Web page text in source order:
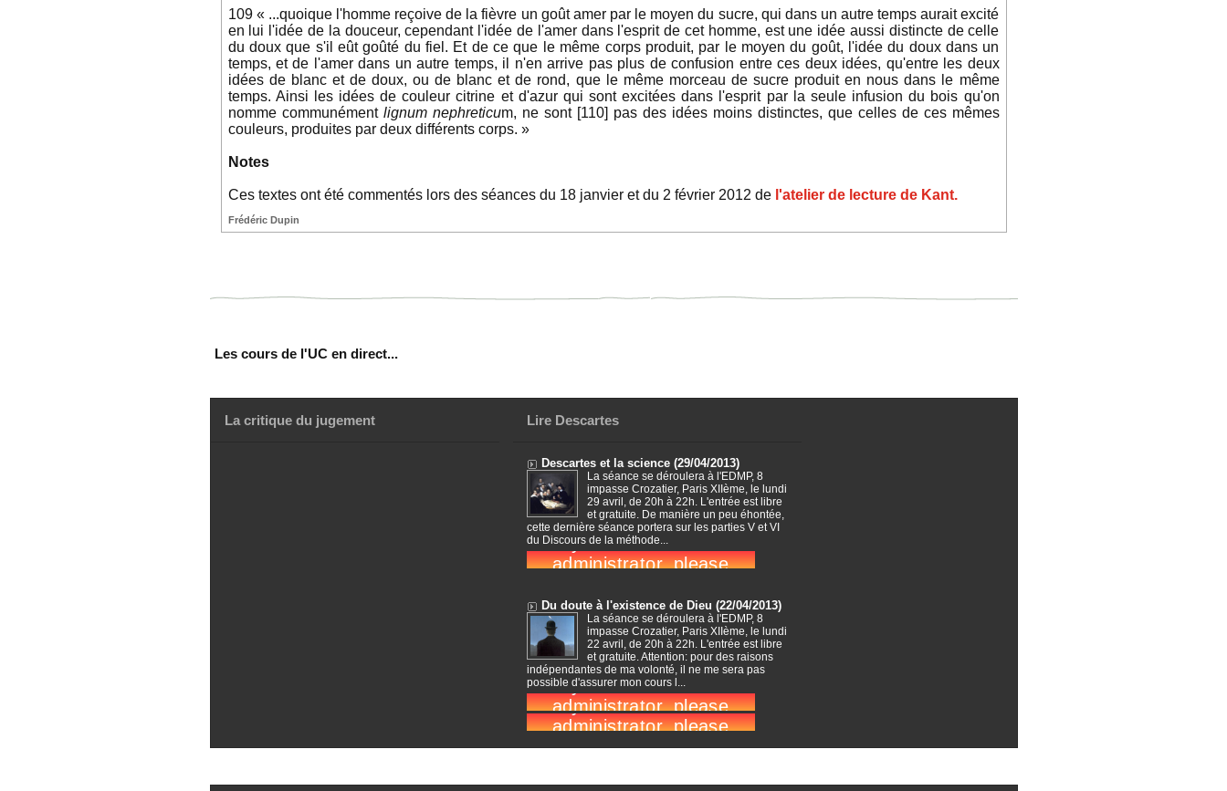
109 « ...quoique l'homme reçoive de la fièvre un goût amer par le moyen du sucre, qui dans un autre temps aurait excité
en lui l'idée de la douceur, cependant l'idée de l'amer dans l'esprit de cet homme, est une idée aussi distincte de celle
du doux que s'il eût goûté du fiel. Et de ce que le même corps produit, par le moyen du goût, l'idée du doux dans un
temps, et de l'amer dans un autre temps, il n'en arrive pas plus de confusion entre ces deux idées, qu'entre les deux
idées de blanc et de doux, ou de blanc et de rond, que le même morceau de sucre produit en nous dans le même
temps. Ainsi les idées de couleur citrine et d'azur qui sont excitées dans l'esprit par la seule infusion du bois qu'on
nomme communément lignum nephreticum, ne sont [110] pas des idées moins distinctes, que celles de ces mêmes
couleurs, produites par deux différents corps. »
Notes
Ces textes ont été commentés lors des séances du 18 janvier et du 2 février 2012 del'atelier de lecture de Kant.
Frédéric Dupin
Les cours de l'UC en direct...
La critique du jugement Lire Descartes
Descartes et la science (29/04/2013)
La séance se déroulera à l'EDMP, 8
impasse Crozatier, Paris XIIème, le lundi
29 avril, de 20h à 22h. L'entrée est libre
et gratuite. De manière un peu éhontée,
cette dernière séance portera sur les parties V et VI
du Discours de la méthode...
Du doute à l'existence de Dieu (22/04/2013)
La séance se déroulera à l'EDMP, 8
impasse Crozatier, Paris XIIème, le lundi
22 avril, de 20h à 22h. L'entrée est libre
et gratuite. Attention: pour des raisons
indépendantes de ma volonté, il ne me sera pas
possible d'assurer mon cours l...